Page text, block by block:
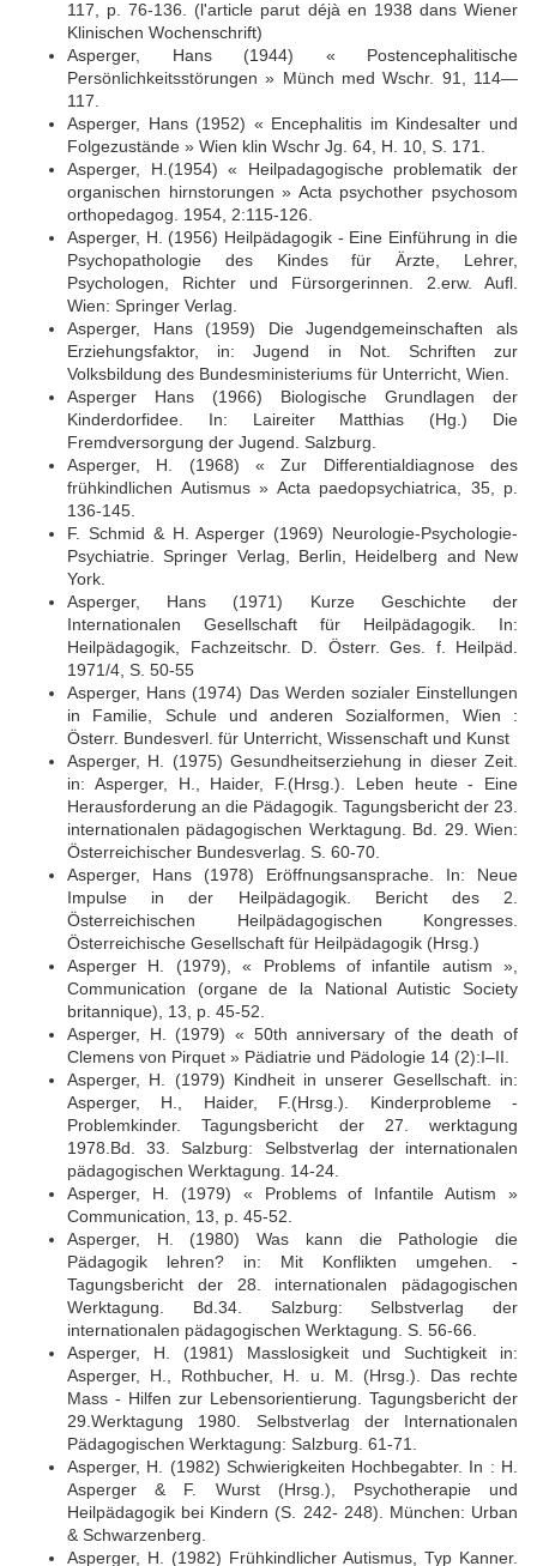
117, p. 76-136. (l'article parut déjà en 1938 dans Wiener
Klinischen Wochenschrift)
Asperger, Hans (1944) « Postencephalitische
Persönlichkeitsstörungen » Münch med Wschr. 91, 114—
117.
Asperger, Hans (1952) « Encephalitis im Kindesalter und
Folgezustände » Wien klin Wschr Jg. 64, H. 10, S. 171.
Asperger, H.(1954) « Heilpadagogische problematik der
organischen hirnstorungen » Acta psychother psychosom
orthopedagog. 1954, 2:115-126.
Asperger, H. (1956) Heilpädagogik - Eine Einführung in die
Psychopathologie des Kindes für Ärzte, Lehrer,
Psychologen, Richter und Fürsorgerinnen. 2.erw. Aufl.
Wien: Springer Verlag.
Asperger, Hans (1959) Die Jugendgemeinschaften als
Erziehungsfaktor, in: Jugend in Not. Schriften zur
Volksbildung des Bundesministeriums für Unterricht, Wien.
Asperger Hans (1966) Biologische Grundlagen der
Kinderdorfidee. In: Laireiter Matthias (Hg.) Die
Fremdversorgung der Jugend. Salzburg.
Asperger, H. (1968) « Zur Differentialdiagnose des
frühkindlichen Autismus » Acta paedopsychiatrica, 35, p.
136-145.
F. Schmid & H. Asperger (1969) Neurologie-Psychologie-
Psychiatrie. Springer Verlag, Berlin, Heidelberg and New
York.
Asperger, Hans (1971) Kurze Geschichte der
Internationalen Gesellschaft für Heilpädagogik. In:
Heilpädagogik, Fachzeitschr. D. Österr. Ges. f. Heilpäd.
1971/4, S. 50-55
Asperger, Hans (1974) Das Werden sozialer Einstellungen
in Familie, Schule und anderen Sozialformen, Wien :
Österr. Bundesverl. für Unterricht, Wissenschaft und Kunst
Asperger, H. (1975) Gesundheitserziehung in dieser Zeit.
in: Asperger, H., Haider, F.(Hrsg.). Leben heute - Eine
Herausforderung an die Pädagogik. Tagungsbericht der 23.
internationalen pädagogischen Werktagung. Bd. 29. Wien:
Österreichischer Bundesverlag. S. 60-70.
Asperger, Hans (1978) Eröffnungsansprache. In: Neue
Impulse in der Heilpädagogik. Bericht des 2.
Österreichischen Heilpädagogischen Kongresses.
Österreichische Gesellschaft für Heilpädagogik (Hrsg.)
Asperger H. (1979), « Problems of infantile autism »,
Communication (organe de la National Autistic Society
britannique), 13, p. 45-52.
Asperger, H. (1979) « 50th anniversary of the death of
Clemens von Pirquet » Pädiatrie und Pädologie 14 (2):I–II.
Asperger, H. (1979) Kindheit in unserer Gesellschaft. in:
Asperger, H., Haider, F.(Hrsg.). Kinderprobleme -
Problemkinder. Tagungsbericht der 27. werktagung
1978.Bd. 33. Salzburg: Selbstverlag der internationalen
pädagogischen Werktagung. 14-24.
Asperger, H. (1979) « Problems of Infantile Autism »
Communication, 13, p. 45-52.
Asperger, H. (1980) Was kann die Pathologie die
Pädagogik lehren? in: Mit Konflikten umgehen. -
Tagungsbericht der 28. internationalen pädagogischen
Werktagung. Bd.34. Salzburg: Selbstverlag der
internationalen pädagogischen Werktagung. S. 56-66.
Asperger, H. (1981) Masslosigkeit und Suchtigkeit in:
Asperger, H., Rothbucher, H. u. M. (Hrsg.). Das rechte
Mass - Hilfen zur Lebensorientierung. Tagungsbericht der
29.Werktagung 1980. Selbstverlag der Internationalen
Pädagogischen Werktagung: Salzburg. 61-71.
Asperger, H. (1982) Schwierigkeiten Hochbegabter. In : H.
Asperger & F. Wurst (Hrsg.), Psychotherapie und
Heilpädagogik bei Kindern (S. 242- 248). München: Urban
& Schwarzenberg.
Asperger, H. (1982) Frühkindlicher Autismus, Typ Kanner.